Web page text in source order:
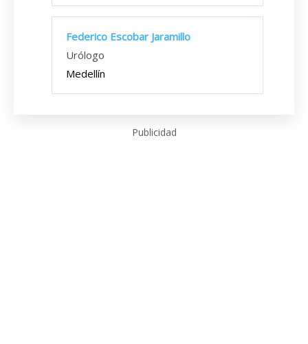
Federico Escobar Jaramillo
Urólogo
Medellín
Publicidad